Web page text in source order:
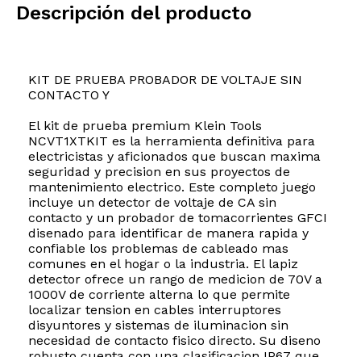
Descripción del producto
KIT DE PRUEBA PROBADOR DE VOLTAJE SIN
CONTACTO Y
El kit de prueba premium Klein Tools
NCVT1XTKIT es la herramienta definitiva para
electricistas y aficionados que buscan maxima
seguridad y precision en sus proyectos de
mantenimiento electrico. Este completo juego
incluye un detector de voltaje de CA sin
contacto y un probador de tomacorrientes GFCI
disenado para identificar de manera rapida y
confiable los problemas de cableado mas
comunes en el hogar o la industria. El lapiz
detector ofrece un rango de medicion de 70V a
1000V de corriente alterna lo que permite
localizar tension en cables interruptores
disyuntores y sistemas de iluminacion sin
necesidad de contacto fisico directo. Su diseno